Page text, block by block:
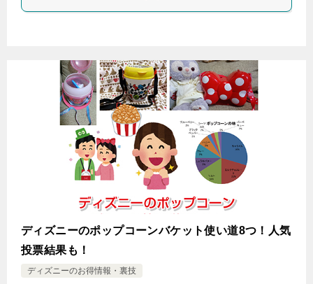
ディズニーのポップコーンバケット使い道8つ！人気
投票結果も！
ディズニーのお得情報・裏技